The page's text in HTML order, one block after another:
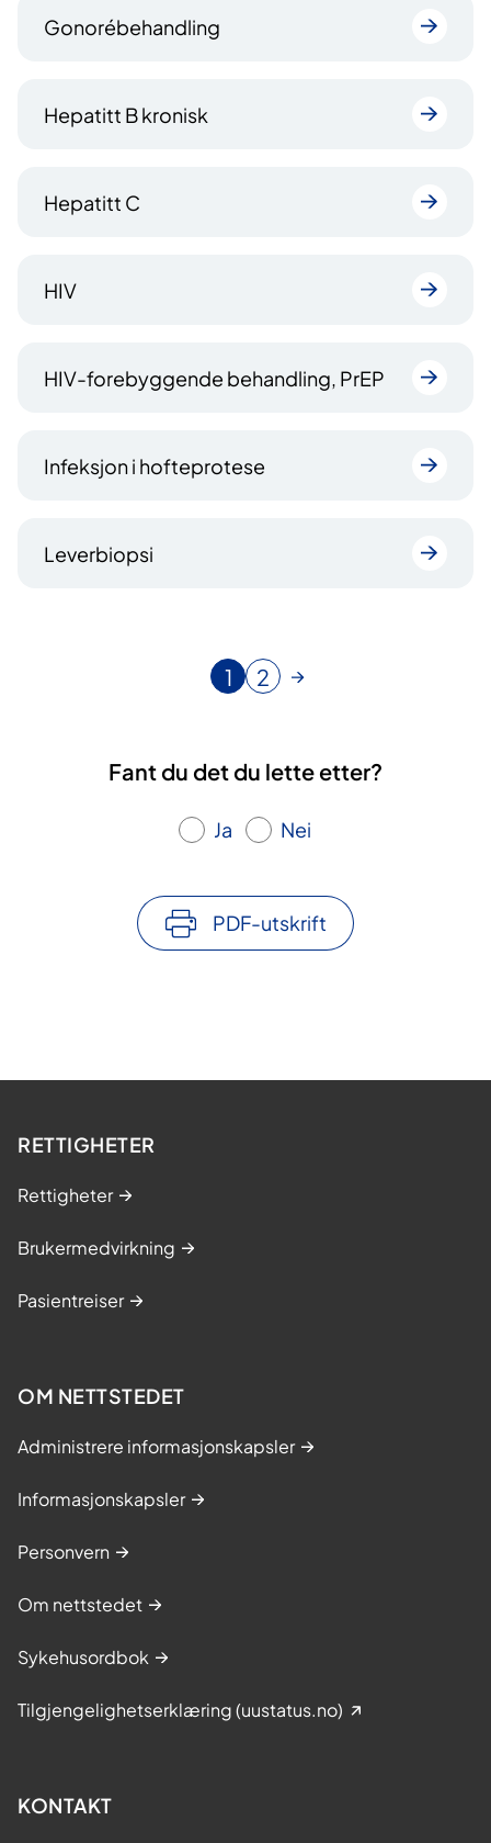
Gonorébehandling
Hepatitt B kronisk
Hepatitt C
HIV
HIV-forebyggende behandling, PrEP
Infeksjon i hofteprotese
Leverbiopsi
N
æ
r
n
e
s
i
1
G
i
l
s
i
e
2
Fant du det du lette etter?
Ja Nei
PDF-utskrift
RETTIGHETER
Rettigheter
Brukermedvirkning
Pasientreiser
OM NETTSTEDET
Administrere informasjonskapsler
Informasjonskapsler
Personvern
Om nettstedet
Sykehusordbok
Tilgjengelighetserklæring (uustatus.no)
KONTAKT